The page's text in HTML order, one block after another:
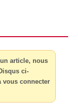
article, nous
ci-
vous connecter